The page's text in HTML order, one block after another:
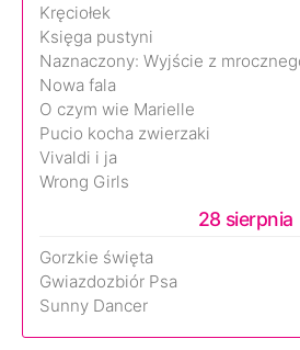
Kręciołek
Księga pustyni
Naznaczony: Wyjście z
Nowa fala
O czym wie Marielle
Pucio kocha zwierzaki
Vivaldi i ja
Wrong Girls
28 sierpnia
Gorzkie święta
Gwiazdozbiór Psa
Sunny Dancer